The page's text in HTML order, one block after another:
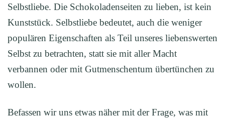
Selbstliebe. Die Schokoladenseiten zu lieben, ist kein
Kunststück. Selbstliebe bedeutet, auch die weniger
populären Eigenschaften als Teil unseres liebenswerten
Selbst zu betrachten, statt sie mit aller Macht
verbannen oder mit Gutmenschentum übertünchen zu
wollen.
Befassen wir uns etwas näher mit der Frage, was mit